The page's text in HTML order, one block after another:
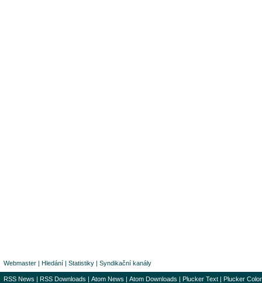
Webmaster | Hledání | Statistiky | Syndikační kanály
RSS News | RSS Downloads | Atom News | Atom Downloads | Plucker Text | Plucker Color